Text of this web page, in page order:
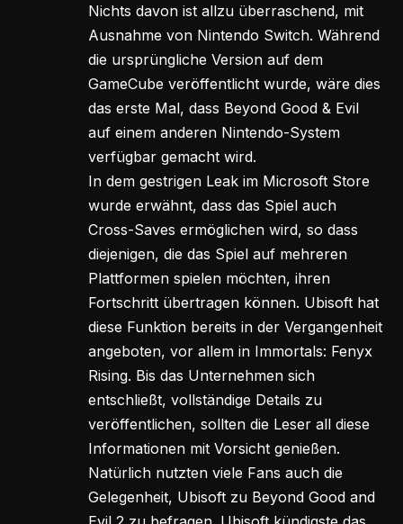
Nichts davon ist allzu überraschend, mit
Ausnahme von Nintendo Switch. Während
die ursprüngliche Version auf dem
GameCube veröffentlicht wurde, wäre dies
das erste Mal, dass Beyond Good & Evil
auf einem anderen Nintendo-System
verfügbar gemacht wird.
In dem gestrigen Leak im Microsoft Store
wurde erwähnt, dass das Spiel auch
Cross-Saves ermöglichen wird, so dass
diejenigen, die das Spiel auf mehreren
Plattformen spielen möchten, ihren
Fortschritt übertragen können. Ubisoft hat
diese Funktion bereits in der Vergangenheit
angeboten, vor allem in Immortals: Fenyx
Rising. Bis das Unternehmen sich
entschließt, vollständige Details zu
veröffentlichen, sollten die Leser all diese
Informationen mit Vorsicht genießen.
Natürlich nutzten viele Fans auch die
Gelegenheit, Ubisoft zu Beyond Good and